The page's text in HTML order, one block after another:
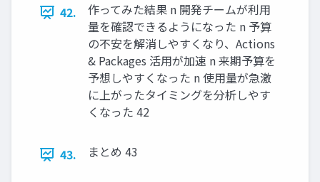
42.
作ってみた結果 n 開発チームが利⽤
量を確認できるようになった n 予算
の不安を解消しやすくなり、Actions
& Packages 活⽤が加速 n 来期予算を
予想しやすくなった n 使⽤量が急激
に上がったタイミングを分析しやす
くなった 42
43. まとめ 43